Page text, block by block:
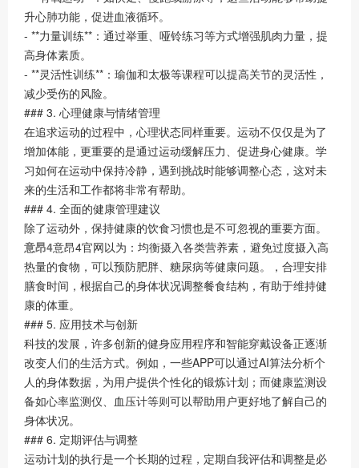
升心肺功能，促进血液循环。
- **力量训练**：通过举重、哑铃练习等方式增强肌肉力量，提
高身体素质。
- **灵活性训练**：瑜伽和太极等课程可以提高关节的灵活性，
减少受伤的风险。
### 3. 心理健康与情绪管理
在追求运动的过程中，心理状态同样重要。运动不仅仅是为了
增加体能，更重要的是通过运动缓解压力、促进身心健康。学
习如何在运动中保持冷静，遇到挑战时能够调整心态，这对未
来的生活和工作都将非常有帮助。
### 4. 全面的健康管理建议
除了运动外，保持健康的饮食习惯也是不可忽视的重要方面。
意昂4意昂4官网以为：均衡摄入各类营养素，避免过度摄入高
热量的食物，可以预防肥胖、糖尿病等健康问题。，合理安排
膳食时间，根据自己的身体状况调整餐食结构，有助于维持健
康的体重。
### 5. 应用技术与创新
科技的发展，许多创新的健身应用程序和智能穿戴设备正逐渐
改变人们的生活方式。例如，一些APP可以通过AI算法分析个
人的身体数据，为用户提供个性化的锻炼计划；而健康监测设
备如心率监测仪、血压计等则可以帮助用户更好地了解自己的
身体状况。
### 6. 定期评估与调整
运动计划的执行是一个长期的过程，定期自我评估和调整是必